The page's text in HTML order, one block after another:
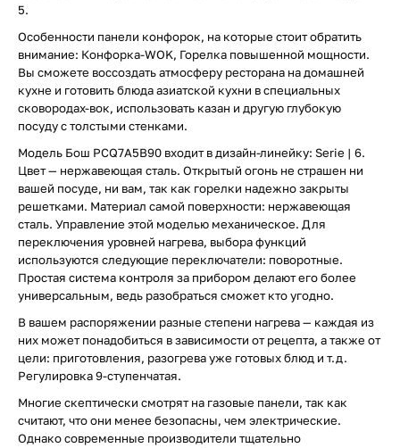
5.
Особенности панели конфорок, на которые стоит обратить
внимание: Конфорка-WOK, Горелка повышенной мощности.
Вы сможете воссоздать атмосферу ресторана на домашней
кухне и готовить блюда азиатской кухни в специальных
сковородах-вок, использовать казан и другую глубокую
посуду с толстыми стенками.
Модель Бош PCQ7A5B90 входит в дизайн-линейку: Serie | 6.
Цвет — нержавеющая сталь. Открытый огонь не страшен ни
вашей посуде, ни вам, так как горелки надежно закрыты
решетками. Материал самой поверхности: нержавеющая
сталь. Управление этой моделью механическое. Для
переключения уровней нагрева, выбора функций
используются следующие переключатели: поворотные.
Простая система контроля за прибором делают его более
универсальным, ведь разобраться сможет кто угодно.
В вашем распоряжении разные степени нагрева — каждая из
них может понадобиться в зависимости от рецепта, а также от
цели: приготовления, разогрева уже готовых блюд и т.д.
Регулировка 9-ступенчатая.
Многие скептически смотрят на газовые панели, так как
считают, что они менее безопасны, чем электрические.
Однако современные производители тщательно